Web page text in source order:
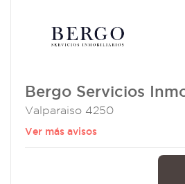
Bergo Servicios
Valparaiso 4250
Ver más avisos